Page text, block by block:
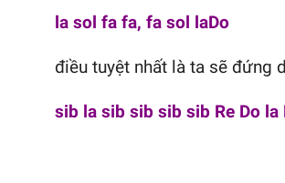
la sol fa fa, fa sol laDo
điều tuyệt nhất là ta sẽ đứng
sib la sib sib sib sib Re Do la